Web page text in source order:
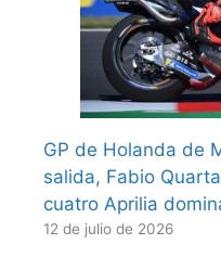
GP de Holanda de
salida, Fabio
cuatro Aprilia
12 de julio de 2026